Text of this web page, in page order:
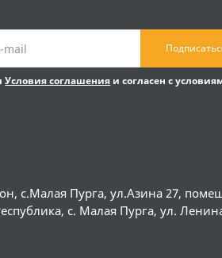
Условия соглашения и согласен с
с.Малая Пурга, ул.Азина 27,
с. Малая Пурга, ул.